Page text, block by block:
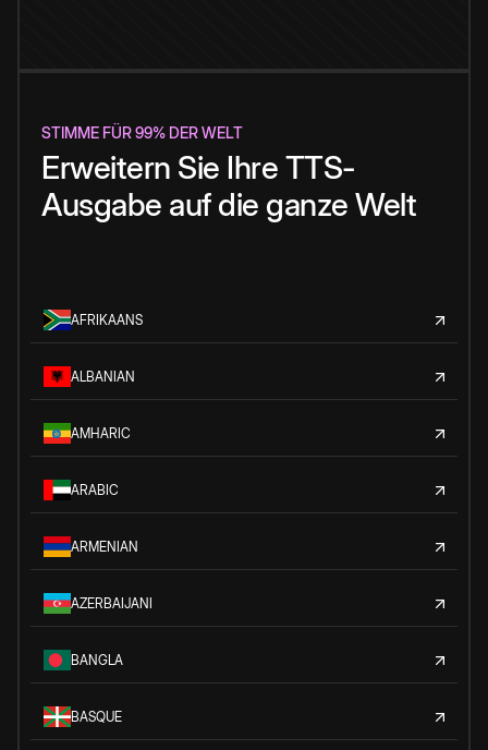
STIMME FÜR 99% DER WELT
Erweitern Sie Ihre TTS-
Ausgabe auf die ganze Welt
AFRIKAANS
ALBANIAN
AMHARIC
ARABIC
ARMENIAN
AZERBAIJANI
BANGLA
BASQUE